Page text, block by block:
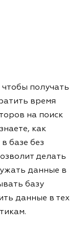
чтобы получать
время
на поиск
как
базе без
делать
данные в
базу
данные в тех